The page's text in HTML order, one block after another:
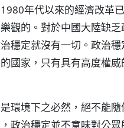
年代以來的經濟改革
觀的。對於中國大陸缺乏
穩定就沒有一切。政治
國家，只有具有高度權
環境下之必然，絕不能
政治穩定並不意味對公